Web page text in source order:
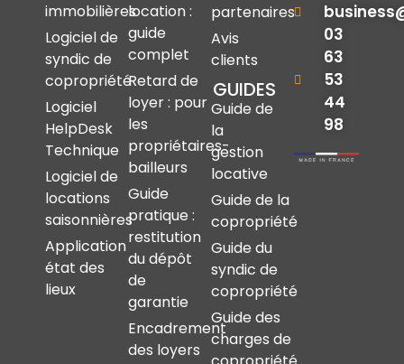
immobilières
Logiciel de
syndic de
copropriété
Logiciel
HelpDesk
Technique
Logiciel de
locations
saisonnières
Application
état des
lieux
location :
guide
complet
Retard de
loyer : pour
les
propriétaires-
bailleurs
Guide
pratique :
restitution
du dépôt
de
garantie
Encadrement
des loyers
partenaires
Avis
clients
GUIDES
Guide de
la
gestion
locative
Guide de la
copropriété
Guide du
syndic de
copropriété
Guide des
charges de
03
63
53
44
98